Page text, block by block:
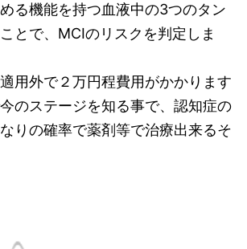
る機能を持つ血液中の3つのタン
とで、MCIのリスクを判定しま
用外で２万円程費用がかかります
のステージを知る事で、認知症の
りの確率で薬剤等で治療出来るそ